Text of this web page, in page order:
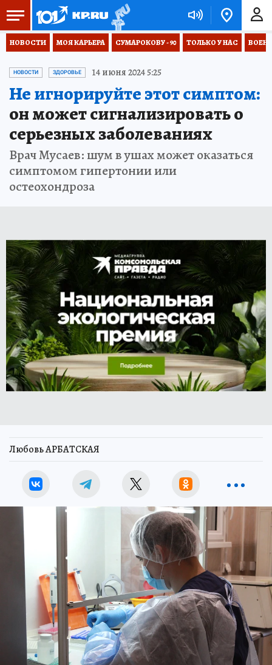
НОВОСТИ МОЯ КАРЬЕРА СУМАРОКОВУ - 90 ТОЛЬКО У НАС
НОВОСТИ ЗДОРОВЬЕ 14 июня 2024 5:25
Не игнорируйте этот симптом:
он может сигнализировать о
серьезных заболеваниях
Врач Мусаев: шум в ушах может оказаться
симптомом гипертонии или
остеохондроза
Любовь АРБАТСКАЯ